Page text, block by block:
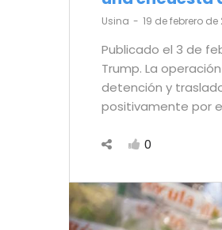
by
Usina 19 de febrero de
Publicado el 3 de
Trump. La
detención y
positivamente por
0